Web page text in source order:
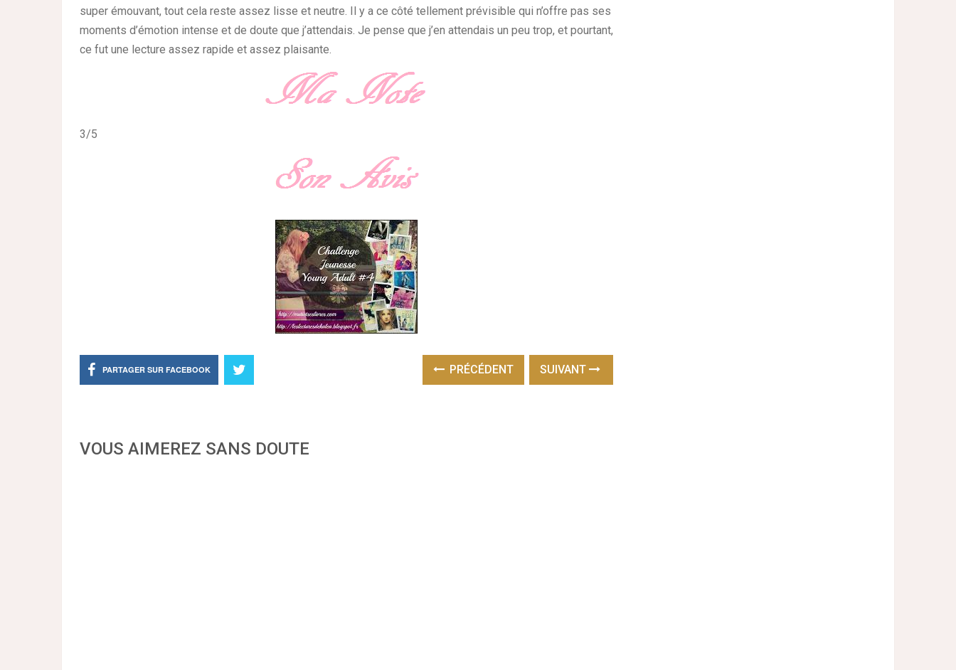
super émouvant, tout cela reste assez lisse et neutre. Il y a ce côté tellement prévisible qui n’offre pas ses
moments d’émotion intense et de doute que j’attendais. Je pense que j’en attendais un peu trop, et pourtant,
ce fut une lecture assez rapide et assez plaisante.
3/5
PARTAGER SUR FACEBOOK PRÉCÉDENT SUIVANT
VOUS AIMEREZ SANS DOUTE